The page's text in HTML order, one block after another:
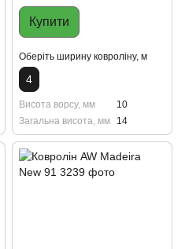
Купити
Оберіть ширину ковроліну, м
4
Висота ворсу, мм
10
Загальна висота, мм
14